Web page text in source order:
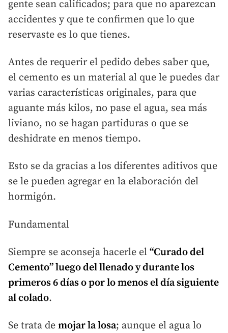
gente sean calificados; para que no aparezcan
accidentes y que te confirmen que lo que
reservaste es lo que tienes.
Antes de requerir el pedido debes saber que,
el cemento es un material al que le puedes dar
varias características originales, para que
aguante más kilos, no pase el agua, sea más
liviano, no se hagan partiduras o que se
deshidrate en menos tiempo.
Esto se da gracias a los diferentes aditivos que
se le pueden agregar en la elaboración del
hormigón.
Fundamental
Siempre se aconseja hacerle el “Curado del
Cemento” luego del llenado y durante los
primeros6díaso por lo menos el día siguiente
alcolado.
Se trata de mojar la losa; aunque el agua lo